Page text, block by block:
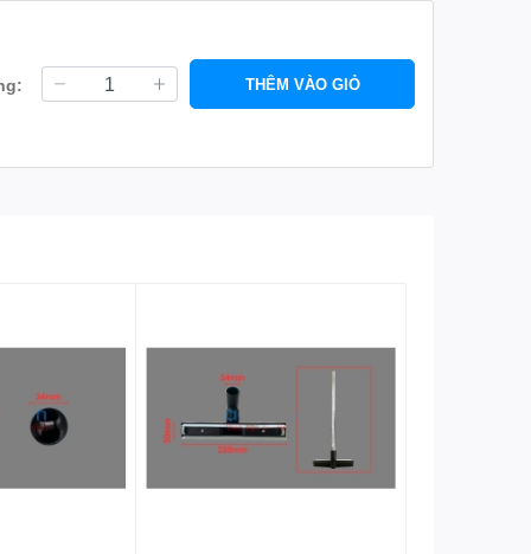
THÊM VÀO GIỎ